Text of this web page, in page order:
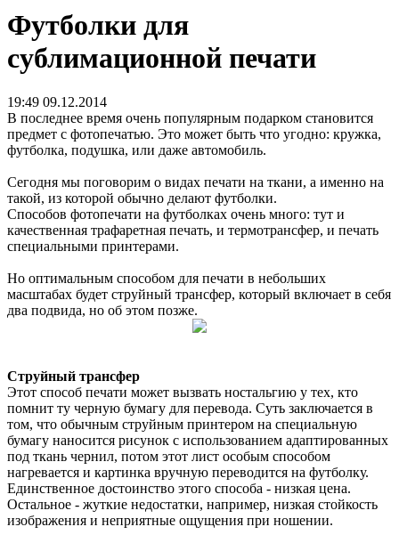
Футболки для
сублимационной печати
19:49 09.12.2014
В последнее время очень популярным подарком становится
предмет с фотопечатью. Это может быть что угодно: кружка,
футболка, подушка, или даже автомобиль.
Сегодня мы поговорим о видах печати на ткани, а именно на
такой, из которой обычно делают футболки.
Способов фотопечати на футболках очень много: тут и
качественная трафаретная печать, и термотрансфер, и печать
специальными принтерами.
Но оптимальным способом для печати в небольших
масштабах будет струйный трансфер, который включает в себя
два подвида, но об этом позже.
Струйный трансфер
Этот способ печати может вызвать ностальгию у тех, кто
помнит ту черную бумагу для перевода. Суть заключается в
том, что обычным струйным принтером на специальную
бумагу наносится рисунок с использованием адаптированных
под ткань чернил, потом этот лист особым способом
нагревается и картинка вручную переводится на футболку.
Единственное достоинство этого способа - низкая цена.
Остальное - жуткие недостатки, например, низкая стойкость
изображения и неприятные ощущения при ношении.